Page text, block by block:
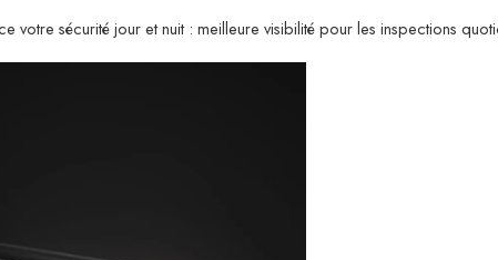
votre sécurité jour et nuit : meilleure visibilité pour les inspections